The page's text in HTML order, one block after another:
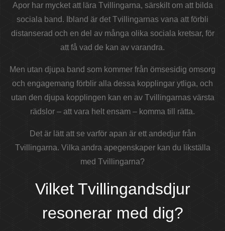
Apor har mycket att lära Tvillingarna, särskilt om att bilda
sociala band. Ibland är det Tvillingarnas vana att förbli
distanserad och en del av många olika sociala kretsar, för
att få vad de kan av varandra.
Men utan djupa band som kommer från ömsesidig omsorg
och engagemang förblir alla dessa kopplingar ytliga, och
utan den djupa kopplingen kan en av Tvillingarnas värsta
rädslor – att vara helt ensam – komma till rätta.
Det är lätt att se varför apan är ett andedjur från
Tvillingarna. Vilka andra apegenskaper kan du likställa
med Tvillingarna?
Vilket Tvillingandsdjur
resonerar med dig?